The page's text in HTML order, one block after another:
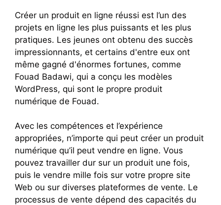
Créer un produit en ligne réussi est l’un des
projets en ligne les plus puissants et les plus
pratiques. Les jeunes ont obtenu des succès
impressionnants, et certains d'entre eux ont
même gagné d'énormes fortunes, comme
Fouad Badawi, qui a conçu les modèles
WordPress, qui sont le propre produit
numérique de Fouad.
Avec les compétences et l’expérience
appropriées, n’importe qui peut créer un produit
numérique qu’il peut vendre en ligne. Vous
pouvez travailler dur sur un produit une fois,
puis le vendre mille fois sur votre propre site
Web ou sur diverses plateformes de vente. Le
processus de vente dépend des capacités du